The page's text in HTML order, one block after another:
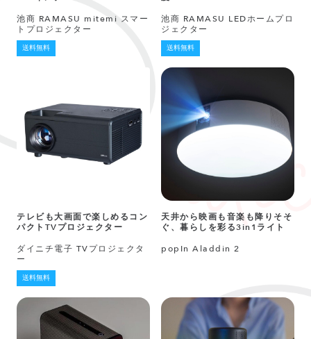
池商 RAMASU mitemi スマー
トプロジェクター
送料無料
池商 RAMASU LEDホームプロ
ジェクター
送料無料
テレビも大画面で楽しめるコン
パクトTVプロジェクター
ダイニチ電子 TVプロジェクタ
ー
送料無料
天井から映画も音楽も降りそそ
ぐ、暮らしを彩る3in1ライト
popIn Aladdin 2